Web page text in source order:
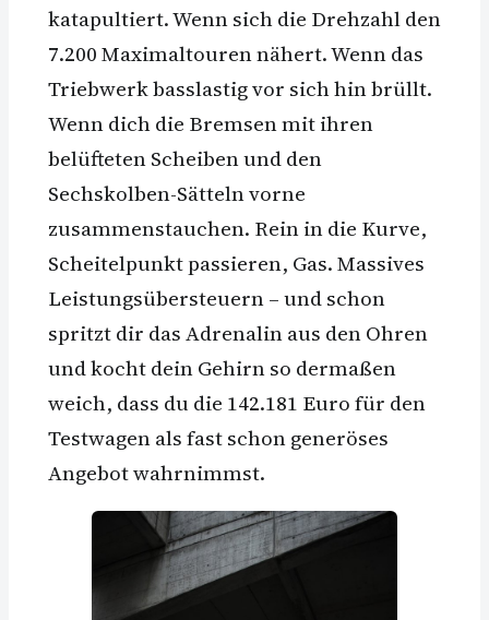
katapultiert. Wenn sich die Drehzahl den
7.200 Maximaltouren nähert. Wenn das
Triebwerk basslastig vor sich hin brüllt.
Wenn dich die Bremsen mit ihren
belüfteten Scheiben und den
Sechskolben-Sätteln vorne
zusammenstauchen. Rein in die Kurve,
Scheitelpunkt passieren, Gas. Massives
Leistungsübersteuern – und schon
spritzt dir das Adrenalin aus den Ohren
und kocht dein Gehirn so dermaßen
weich, dass du die 142.181 Euro für den
Testwagen als fast schon generöses
Angebot wahrnimmst.